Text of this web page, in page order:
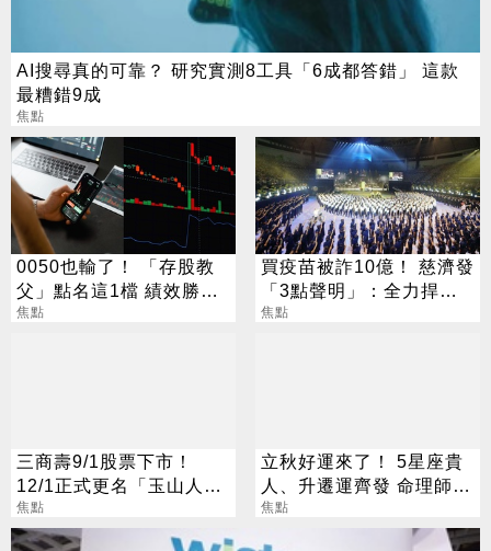
AI搜尋真的可靠？ 研究實測8工具「6成都答錯」 這款
最糟錯9成
焦點
0050也輸了！ 「存股教
父」點名這1檔 績效勝出
還更抗跌
焦點
買疫苗被詐10億！ 慈濟發
「3點聲明」：全力捍衛
捐款人權益
焦點
三商壽9/1股票下市！
12/1正式更名「玉山人
壽」
焦點
立秋好運來了！ 5星座貴
人、升遷運齊發 命理師：
把握黃金轉運期
焦點